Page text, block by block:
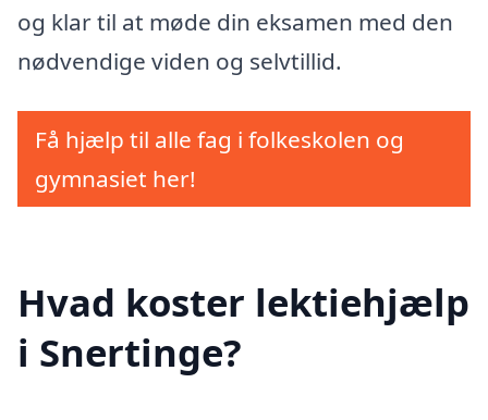
og klar til at møde din eksamen med den
nødvendige viden og selvtillid.
Få hjælp til alle fag i folkeskolen og
gymnasiet her!
Hvad koster lektiehjælp
i Snertinge?